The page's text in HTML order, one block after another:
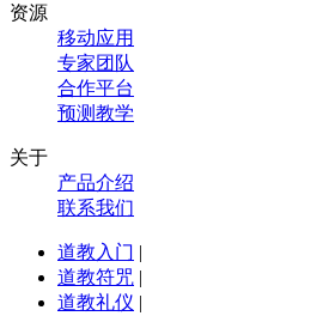
资源
移动应用
专家团队
合作平台
预测教学
关于
产品介绍
联系我们
道教入门 |
道教符咒 |
道教礼仪 |